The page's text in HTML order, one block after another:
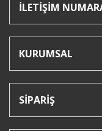
İLETİŞİM
KURUMSAL
SİPARİŞ